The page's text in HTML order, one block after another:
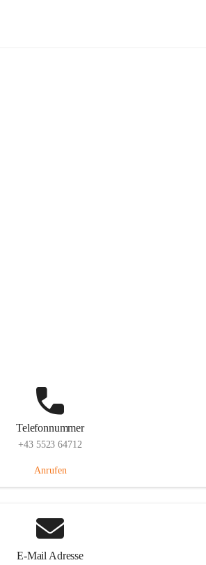
Telefonnummer
+43 5523 64712
Anrufen
E-Mail Adresse